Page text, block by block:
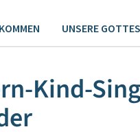
UNSERE
Kind-